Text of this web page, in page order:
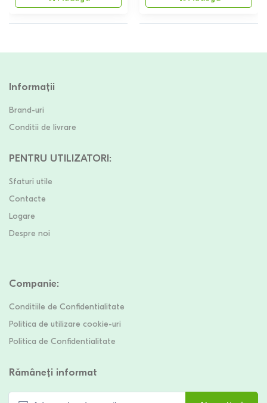
Informații
Brand-uri
Conditii de livrare
PENTRU UTILIZATORI:
Sfaturi utile
Contacte
Logare
Despre noi
Companie:
Conditiile de Confidentialitate
Politica de utilizare cookie-uri
Politica de Confidentialitate
Rămâneți informat